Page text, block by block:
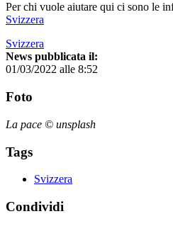
Per chi vuole aiutare qui ci sono le
Svizzera
Svizzera
News pubblicata il:
01/03/2022 alle 8:52
Foto
La pace © unsplash
Tags
Svizzera
Condividi